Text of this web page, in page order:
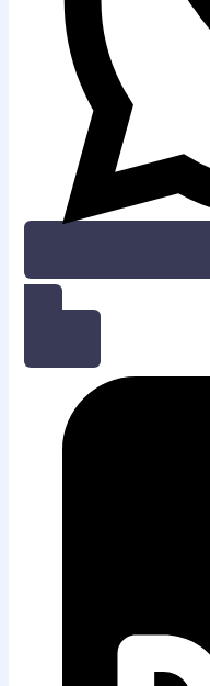
WHATSAPP DISINI